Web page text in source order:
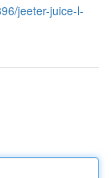
jeeter-juice-l-